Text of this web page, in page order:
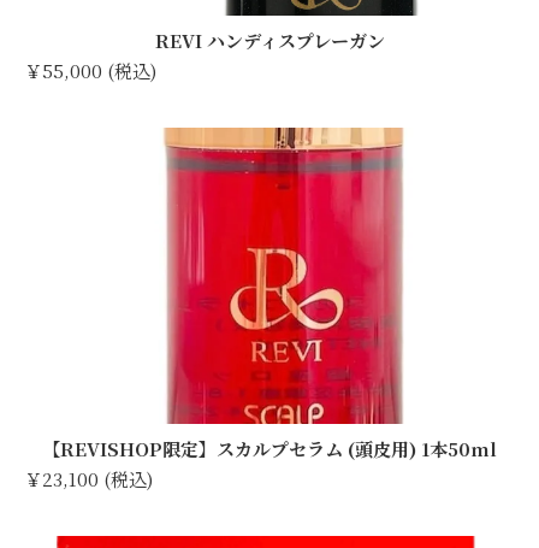
REVI ハンディスプレーガン
￥55,000 (税込)
【REVISHOP限定】スカルプセラム (頭皮用) 1本50ml
￥23,100 (税込)